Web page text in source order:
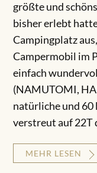
größte und
bisher erlebt
Campingplatz
Campermobil im
einfach
(NAMUTOMI,
natürliche und 60
verstreut auf 22T
MEHR LESEN